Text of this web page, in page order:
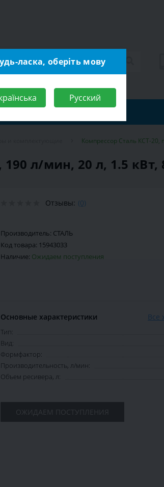
Компрессор Сталь КСТ-20,
л/мин, 20 л, 1.5 кВт,
Отзывы: (0)
Производитель: СТАЛЬ
Код товара: 15943033
Наличие: Ожидаем поступления
Основные характеристики Все
Тип:
Вид:
Формфактор:
Производительность, л/мин:
Объем ресивера, л:
ОЖИДАЕМ ПОСТУПЛЕНИЯ
ласка, оберіть мову
Русский